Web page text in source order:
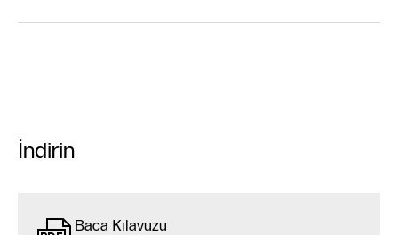
İndirin
Baca Kılavuzu